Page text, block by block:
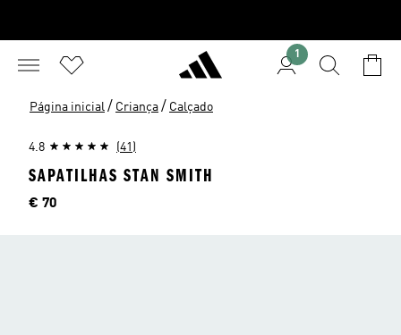
1
Página inicial / Criança / Calçado
4.8 (41)
SAPATILHAS STAN SMITH
Preço
€ 70